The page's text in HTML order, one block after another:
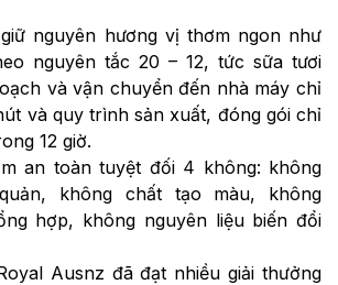
nguyên hương vị thơm ngon như
nguyên tắc 20 – 12, tức sữa tươi
và vận chuyển đến nhà máy chỉ
và quy trình sản xuất, đóng gói chỉ
12 giờ.
an toàn tuyệt đối 4 không: không
không chất tạo màu, không
hợp, không nguyên liệu biến đổi
Ausnz đã đạt nhiều giải thưởng